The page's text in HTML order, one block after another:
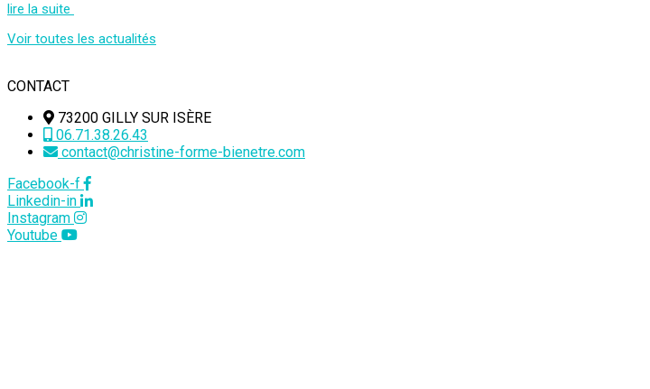
lire la suite
Voir toutes les actualités
CONTACT
73200 GILLY SUR ISÈRE
06.71.38.26.43
contact@christine-forme-bienetre.com
Facebook-f
Linkedin-in
Instagram
Youtube